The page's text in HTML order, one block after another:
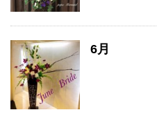
6月